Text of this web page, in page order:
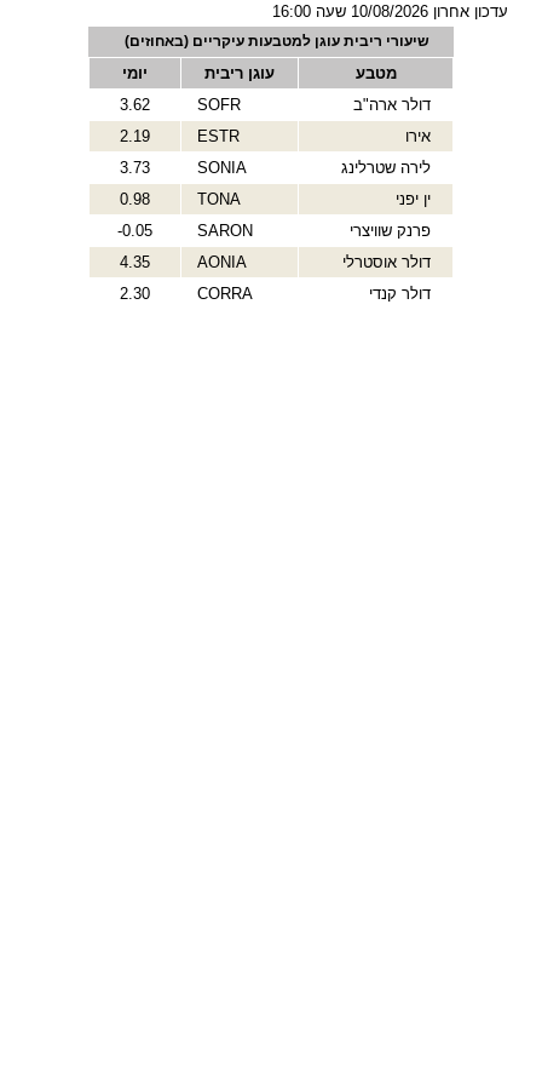
עדכון אחרון 10/08/2026 שעה 16:00
שיעורי ריבית עוגן למטבעות עיקריים (באחוזים)
מטבע עוגן ריבית
יומי
דולר ארה"ב
SOFR
3.62
אירו
ESTR
2.19
לירה שטרלינג
SONIA
3.73
ין יפני
TONA
0.98
פרנק שוויצרי
SARON
-0.05
דולר אוסטרלי
AONIA
4.35
דולר קנדי
CORRA
2.30